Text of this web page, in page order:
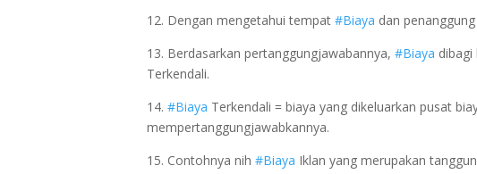
12. Dengan mengetahui tempat#Biaya dan
13. Berdasarkan pertanggungjawabannya,#Biaya
Terkendali.
14.#Biaya Terkendali = biaya yang dikeluarkan pusat
mempertanggungjawabkannya.
15. Contohnya nih#Biaya Iklan yang merupakan